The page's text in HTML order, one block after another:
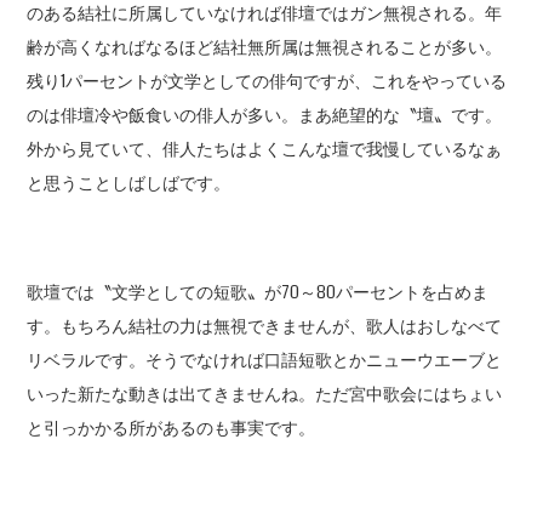
のある結社に所属していなければ俳壇ではガン無視される。年
齢が高くなればなるほど結社無所属は無視されることが多い。
残り1パーセントが文学としての俳句ですが、これをやっている
のは俳壇冷や飯食いの俳人が多い。まあ絶望的な〝壇〟です。
外から見ていて、俳人たちはよくこんな壇で我慢しているなぁ
と思うことしばしばです。
歌壇では〝文学としての短歌〟が70～80パーセントを占めま
す。もちろん結社の力は無視できませんが、歌人はおしなべて
リベラルです。そうでなければ口語短歌とかニューウエーブと
いった新たな動きは出てきませんね。ただ宮中歌会にはちょい
と引っかかる所があるのも事実です。